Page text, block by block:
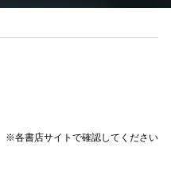
※各書店サイトで確認してください